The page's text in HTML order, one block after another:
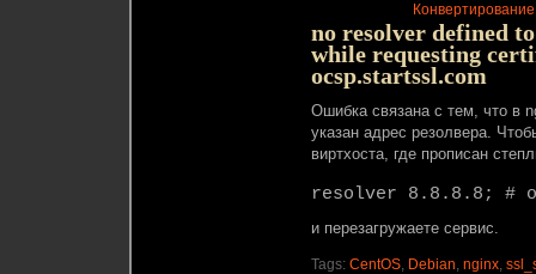
no resolver defined
while requesting
ocsp.startssl.com
Ошибка связана с тем, что в
указан адрес резолвера.
виртхоста, где прописан
resolver 8.8.8.8; #
и перезагружаете сервис.
Tags: CentOS, Debian, nginx,